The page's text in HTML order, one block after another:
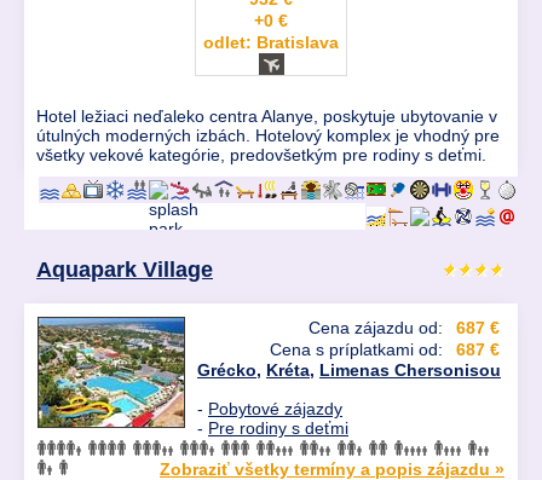
+0 €
odlet: Bratislava
Hotel ležiaci neďaleko centra Alanye, poskytuje ubytovanie v
útulných moderných izbách. Hotelový komplex je vhodný pre
všetky vekové kategórie, predovšetkým pre rodiny s deťmi.
Aquapark Village
Cena zájazdu od:
687 €
Cena s príplatkami od:
687 €
Grécko, Kréta, Limenas Chersonisou
- Pobytové zájazdy
- Pre rodiny s deťmi
Zobraziť všetky termíny a popis zájazdu »